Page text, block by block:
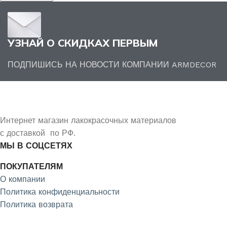
УЗНАЙ О СКИДКАХ ПЕРВЫМ
ПОДПИШИСЬ НА НОВОСТИ КОМПАНИИ ARMDECOR
Интернет магазин лакокрасочных материалов
с доставкой по РФ.
МЫ В СОЦСЕТЯХ
ПОКУПАТЕЛЯМ
О компании
Политика конфиденциальности
Политика возврата